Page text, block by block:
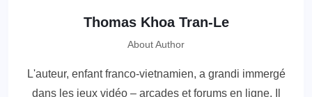
Thomas Khoa Tran-Le
About Author
L'auteur, enfant franco-vietnamien, a grandi immergé
dans les jeux vidéo – arcades et forums en ligne. Il